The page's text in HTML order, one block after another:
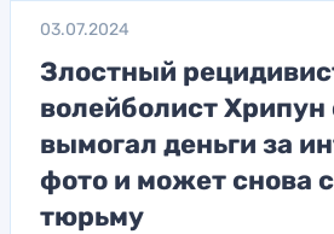
03.07.2024
Злостный
волейболист Хрипун
вымогал деньги за
фото и может снова
тюрьму